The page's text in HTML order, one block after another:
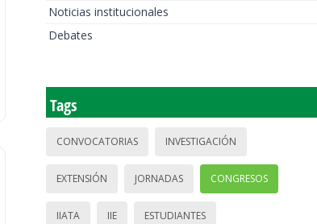
Noticias institucionales
Debates
Tags
CONVOCATORIAS INVESTIGACIÓN
EXTENSIÓN JORNADAS CONGRESOS
IIATA IIE ESTUDIANTES